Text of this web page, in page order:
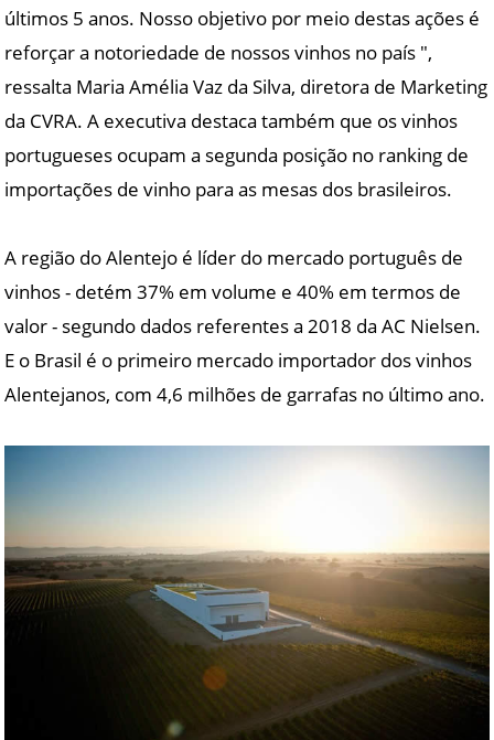
últimos 5 anos. Nosso objetivo por meio destas ações é
reforçar a notoriedade de nossos vinhos no país ",
ressalta Maria Amélia Vaz da Silva, diretora de Marketing
da CVRA. A executiva destaca também que os vinhos
portugueses ocupam a segunda posição no ranking de
importações de vinho para as mesas dos brasileiros.
A região do Alentejo é líder do mercado português de
vinhos - detém 37% em volume e 40% em termos de
valor - segundo dados referentes a 2018 da AC Nielsen.
E o Brasil é o primeiro mercado importador dos vinhos
Alentejanos, com 4,6 milhões de garrafas no último ano.